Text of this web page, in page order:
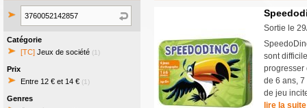
Catégorie
[TC] Jeux de société (1)
Prix
Entre 12 € et 14 € (1)
Genres
Sortie le
sont
progresser
de 6 ans,
de jeu
lire la suite